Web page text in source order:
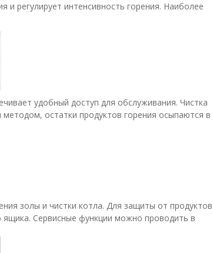
и регулирует интенсивность горения. Наиболее
удобный доступ для обслуживания. Чистка
остатки продуктов горения осыпаются в
золы и чистки котла. Для защиты от продуктов
ящика. Сервисные функции можно проводить в